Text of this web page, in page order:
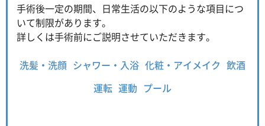
手術後一定の期間、日常生活の以下のような項目につ
いて制限があります。
詳しくは手術前にご説明させていただきます。
洗髪・洗顔 シャワー・入浴 化粧・アイメイク 飲酒
運転 運動 プール